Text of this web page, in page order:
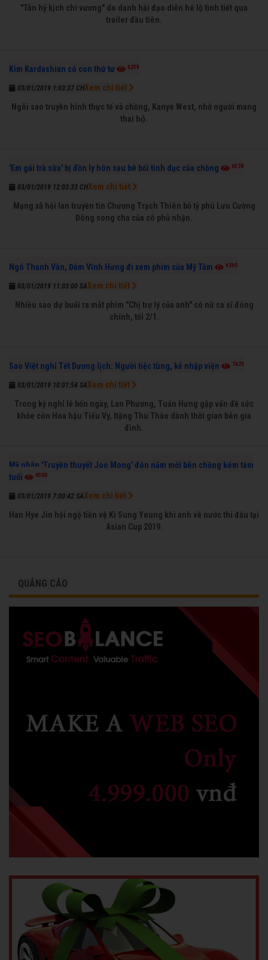
"Tân hỷ kịch chi vương" do danh hài đạo diễn hé lộ tình tiết qua
trailer đầu tiên.
Kim Kardashian có con thứ tư 6259
03/01/2019 1:03:37 CH
Ngôi sao truyền hình thực tế và chồng, Kanye West, nhờ người mang
thai hộ.
Xem chi tiết
'Em gái trà sữa' bị đồn ly hôn sau bê bối tình dục của chồng 6578
03/01/2019 12:03:33 CH
Mạng xã hội lan truyền tin Chương Trạch Thiên bỏ tỷ phú Lưu Cường
Đông song cha của cô phủ nhận.
Xem chi tiết
Ngô Thanh Vân, Đàm Vĩnh Hưng đi xem phim của Mỹ Tâm 6260
03/01/2019 11:03:00 SA
Nhiều sao dự buổi ra mắt phim "Chị trợ lý của anh" có nữ ca sĩ đóng
chính, tối 2/1.
Xem chi tiết
Sao Việt nghỉ Tết Dương lịch: Người tiệc tùng, kẻ nhập viện 7673
03/01/2019 10:01:54 SA
Trong kỳ nghỉ lễ bốn ngày, Lan Phương, Tuấn Hưng gặp vấn đề sức
khỏe còn Hoa hậu Tiểu Vy, Đặng Thu Thảo dành thời gian bên gia
đình.
Xem chi tiết
Mỹ nhân 'Truyền thuyết Joo Mong' đón năm mới bên chồng kém tám
tuổi
4500
03/01/2019 7:00:42 SA
Han Hye Jin hội ngộ tiền vệ Ki Sung Yeung khi anh về nước thi đấu tại
Asian Cup 2019.
Xem chi tiết
QUẢNG CÁO